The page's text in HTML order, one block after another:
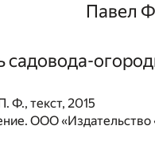
Павел
садовода-
Ф., текст, 2015
ООО «Издательство